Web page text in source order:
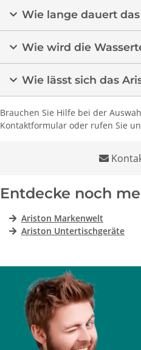
Wie lange dauert
Wie wird die
Wie lässt sich das
Brauchen Sie Hilfe bei der
Kontaktformular oder rufen Sie
Entdecke noch
Ariston Markenwelt
Ariston Untertischgeräte